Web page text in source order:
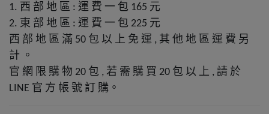
1. 西 部 地 區 : 運 費 一 包 165 元
2. 東 部 地 區 : 運 費 一 包 225 元
西 部 地 區 滿 50 包 以 上 免 運 , 其 他 地 區 運 費 另
計 。
官 網 限 購 物 20 包 , 若 需 購 買 20 包 以 上 , 請 於
LINE 官 方 帳 號 訂 購。